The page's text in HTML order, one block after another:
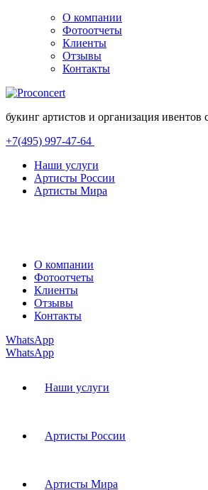
О компании
Фотоотчеты
Клиенты
Отзывы
Контакты
букинг артистов и организация ивентов
+7(495) 997-47-64
Наши услуги
Артисты России
Артисты Мира
О компании
Фотоотчеты
Клиенты
Отзывы
Контакты
WhatsApp
WhatsApp
Наши услуги
Артисты России
Артисты Мира